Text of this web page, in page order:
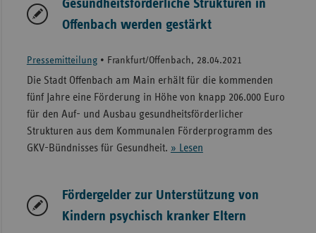
Gesundheitsförderliche Strukturen in
Offenbach werden gestärkt
Pressemitteilung• Frankfurt/Offenbach, 28.04.2021
Die Stadt Offenbach am Main erhält für die kommenden
fünf Jahre eine Förderung in Höhe von knapp 206.000 Euro
für den Auf- und Ausbau gesundheitsförderlicher
Strukturen aus dem Kommunalen Förderprogramm des
GKV-Bündnisses für Gesundheit. » Lesen
Fördergelder zur Unterstützung von
Kindern psychisch kranker Eltern